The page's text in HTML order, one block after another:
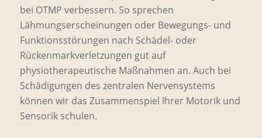
bei OTMP verbessern. So sprechen
Lähmungserscheinungen oder Bewegungs- und
Funktionsstörungen nach Schädel- oder
Rückenmarkverletzungen gut auf
physiotherapeutische Maßnahmen an. Auch bei
Schädigungen des zentralen Nervensystems
können wir das Zusammenspiel Ihrer Motorik und
Sensorik schulen.